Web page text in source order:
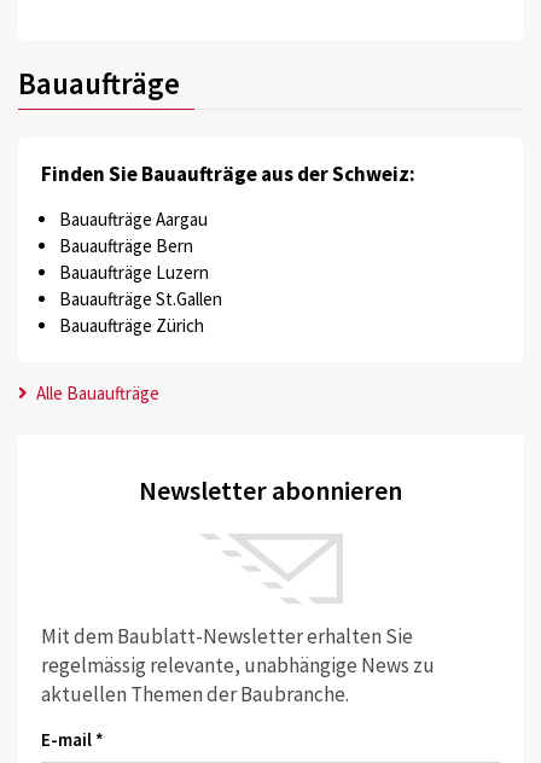
Bauaufträge
Finden Sie Bauaufträge aus der Schweiz:
Bauaufträge Aargau
Bauaufträge Bern
Bauaufträge Luzern
Bauaufträge St.Gallen
Bauaufträge Zürich
Alle Bauaufträge
Newsletter abonnieren
Mit dem Baublatt-Newsletter erhalten Sie
regelmässig relevante, unabhängige News zu
aktuellen Themen der Baubranche.
E-mail *